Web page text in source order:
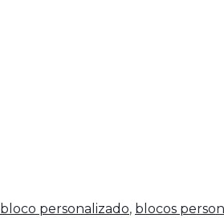
bloco personalizado, blocos